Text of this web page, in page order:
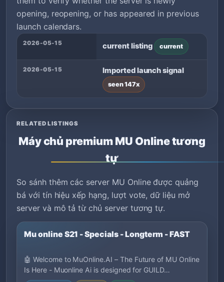
opening, reopening, or has appeared in previous
launch calendars.
2026-05-15 current listing current
2026-05-15 Imported launch signal
seen 147x
RELATED LISTINGS
Máy chủ premium MU Online tương
tự
So sánh thêm các server MU Online được quảng
bá với tín hiệu xếp hạng, lượt vote, dữ liệu mở
server và mô tả từ chủ server tương tự.
Mu online S21 - Specials - Longterm - FAST
🤖 Welcome to MuOnline.AI – The Future of MU Online
Is Here - Muonline Ai is designed for GUILD…